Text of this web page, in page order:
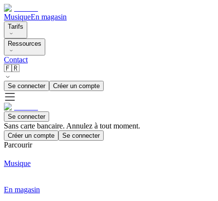
MusiqueEn magasin
Tarifs
Ressources
Contact
🇫🇷
Se connecter Créer un compte
Se connecter
Sans carte bancaire. Annulez à tout moment.
Créer un compte Se connecter
Parcourir
Musique
En magasin